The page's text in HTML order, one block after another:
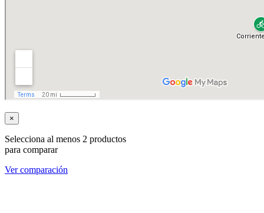
×
Selecciona al menos 2 productos
para comparar
Ver comparación